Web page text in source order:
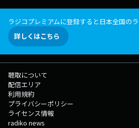
ラジコプレミアムに登録すると日本全国の
詳しくはこちら
聴取について
配信エリア
利用規約
プライバシーポリシー
ライセンス情報
radiko news